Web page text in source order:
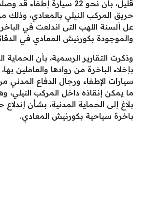
قليل، بأن نحو 22 سيارة
حريق المركب النيلي بالمعادي، وذلك
عل ألسنة اللهب التى اندلعت في
والموجودة بكورنيش المعادي في
وذكرت التقارير الرسمية، بأن الحماية
بإخلاء الباخرة من روادها والعاملين
سيارات الإطفاء ورجال الدفاع المدني
ما يمكن إنقاذه داخل المركب النيلي،
بلاغ إلى الحماية المدنية، بشأن
باخرة سياحية بكورنيش المعادي.